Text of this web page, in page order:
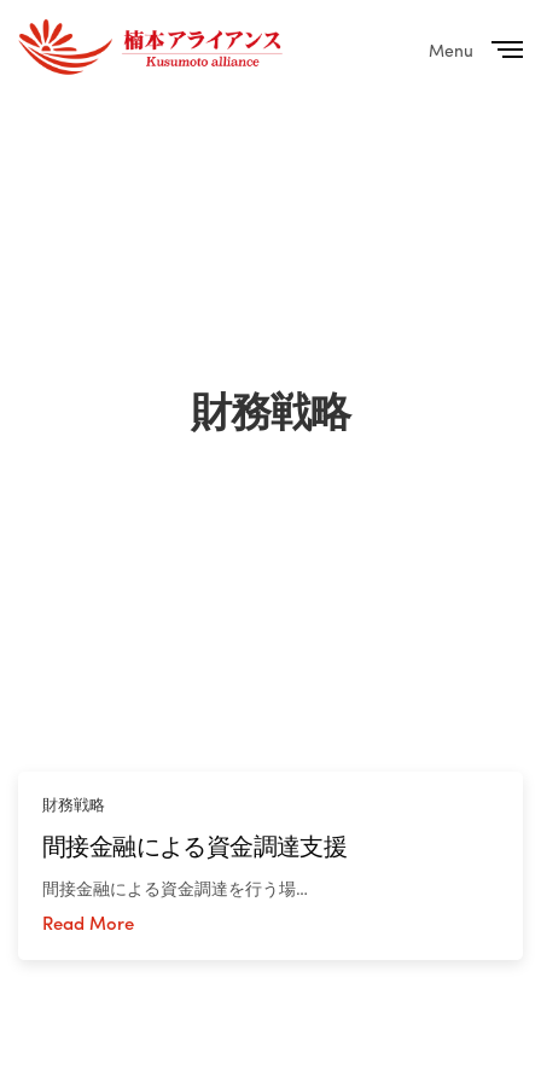
Menu
財務戦略
財務戦略
間接金融による資金調達支援
間接金融による資金調達を行う場…
Read More